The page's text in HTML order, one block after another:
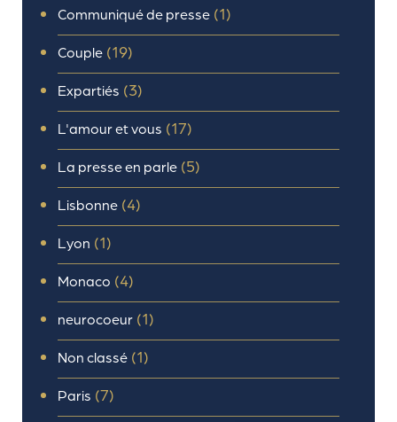
Communiqué de presse (1)
Couple (19)
Expartiés (3)
L'amour et vous (17)
La presse en parle (5)
Lisbonne (4)
Lyon (1)
Monaco (4)
neurocoeur (1)
Non classé (1)
Paris (7)